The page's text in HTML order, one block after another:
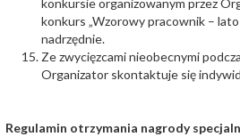
konkursie organizowanym przez
konkurs „Wzorowy pracownik –
nadrzędnie.
Ze zwycięzcami nieobecnymi
Organizator skontaktuje się
Regulamin otrzymania nagrody